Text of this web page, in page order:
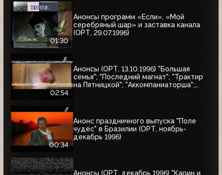
01:30
Анонсы программ «Если», «Мой
серебряный шар» и заставка канала
(ОРТ, 29.07.1996)
02:54
Анонсы (ОРТ, 13.10.1996) "Большая
семья"; "Последний магнат"; "Трактир
на Пятницкой"; "Аккомпаниаторша";
00:34
Анонс праздничного выпуска "Поле
чудес" в Бразилии (ОРТ, ноябрь-
декабрь 1996)
Анонсы (ОРТ, декабрь 1996) "Карин и